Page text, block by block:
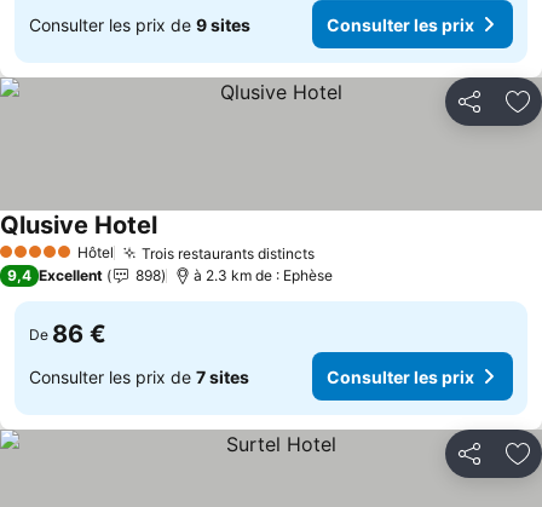
Consulter les prix de 9 sites Consulter les prix
Partager
5 Étoiles Hôtel Trois restaurants distincts
Qlusive Hotel
9,4 Excellent 898 à 2.3 km de : Ephèse
De 86 €
Consulter les prix de 7 sites Consulter les prix
Partager